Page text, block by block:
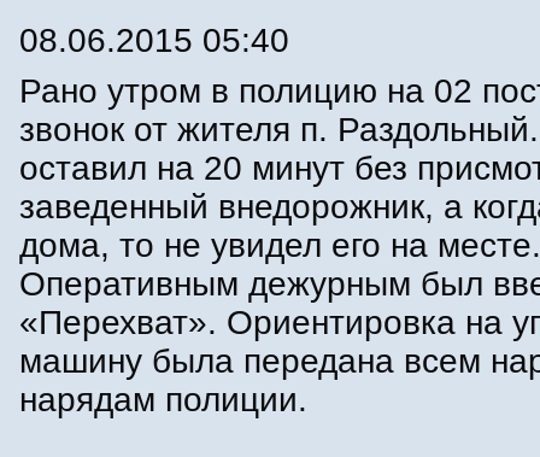
08.06.2015 05:40
Рано утром в полицию на 02
звонок от жителя п.
оставил на 20 минут без
заведенный внедорожник, а
дома, то не увидел его на месте.
Оперативным дежурным был
«Перехват». Ориентировка на
машину была передана всем
нарядам полиции.